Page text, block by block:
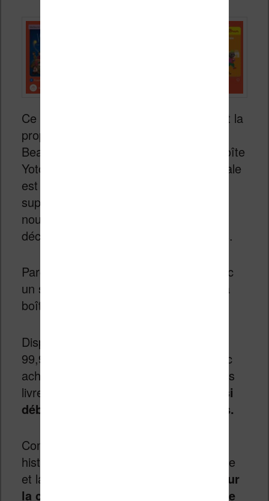
Ce qui est plus curieux également c’est la
proposition d’albums de musique des
Beatles, Elton John ou Queen sur la boîte
Yoto. Mais après tout, la culture musicale
est aussi importante et avec la fin du
support CD, il faut bien proposer un
nouveau format audio pour faciliter la
découverte musicale par les plus petits.
Parce que la boîte Yoto fonctionne avec
un système de cartes à insérer dans la
boîte.
Disponible entre 69,99€ (Yoto Mini) et
99,99 (Yoto Player), il vous faudra donc
acheter la boîte, qui permet de jouer les
livres audio et, bien sûr,
il faudra aussi
débourser de l’argent pour les livres.
Comptez, par exemple, 39,99€ pour 6
histoires de Roald Dahl (Matilda, Charlie
et la Chocolaterie, etc.) ou
209,99€ pour
la collection complète des 7 livres de